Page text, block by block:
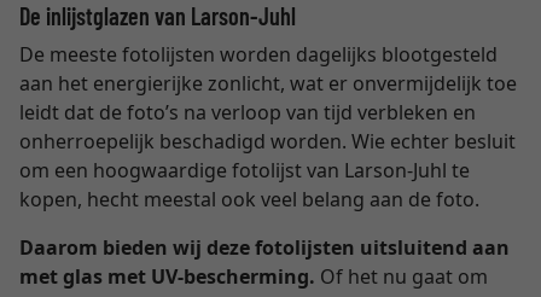
De inlijstglazen van Larson-Juhl
De meeste fotolijsten worden dagelijks blootgesteld
aan het energierijke zonlicht, wat er onvermijdelijk toe
leidt dat de foto’s na verloop van tijd verbleken en
onherroepelijk beschadigd worden. Wie echter besluit
om een hoogwaardige fotolijst van Larson-Juhl te
kopen, hecht meestal ook veel belang aan de foto.
Daarom bieden wij deze fotolijsten uitsluitend aan
met glas met UV-bescherming. Of het nu gaat om